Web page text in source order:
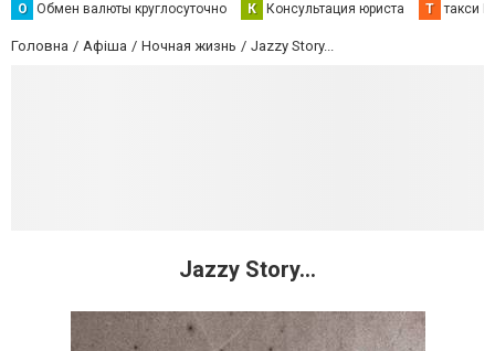
О Обмен валюты круглосуточно К Консультация юриста Т такси
Головна Афіша Ночная жизнь Jazzy Story...
Jazzy Story...